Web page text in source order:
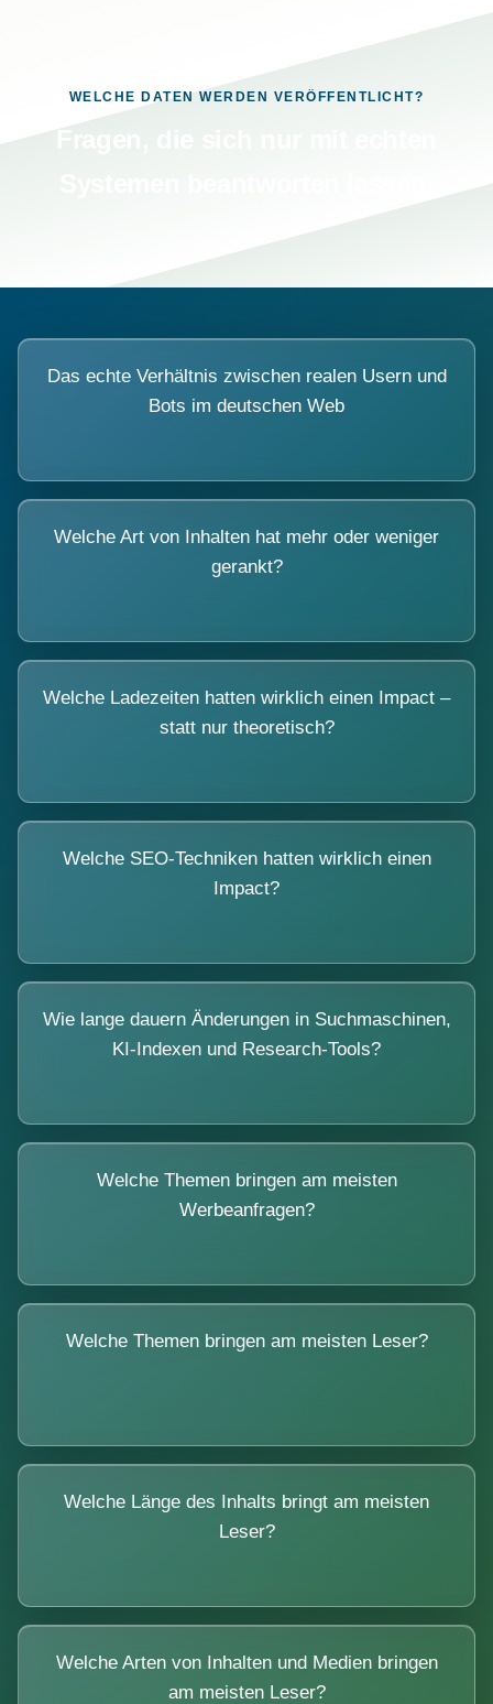
WELCHE DATEN WERDEN VERÖFFENTLICHT?
Das echte Verhältnis zwischen realen Usern und
Bots im deutschen Web
Welche Art von Inhalten hat mehr oder weniger
gerankt?
Welche Ladezeiten hatten wirklich einen Impact –
statt nur theoretisch?
Welche SEO-Techniken hatten wirklich einen
Impact?
Wie lange dauern Änderungen in Suchmaschinen,
KI-Indexen und Research-Tools?
Welche Themen bringen am meisten
Werbeanfragen?
Welche Themen bringen am meisten Leser?
Welche Länge des Inhalts bringt am meisten
Leser?
Welche Arten von Inhalten und Medien bringen
am meisten Leser?